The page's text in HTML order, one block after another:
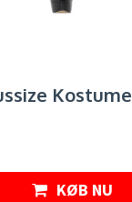
Kostume
KØB NU